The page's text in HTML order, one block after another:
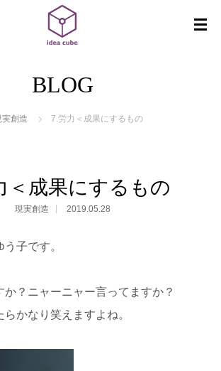
BLOG
実創造 7.労力＜成果にするもの
＜成果にするもの
現実創造 2019.05.28
子です。
か？ニャーニャー言ってますか？
かなり笑えますよね。